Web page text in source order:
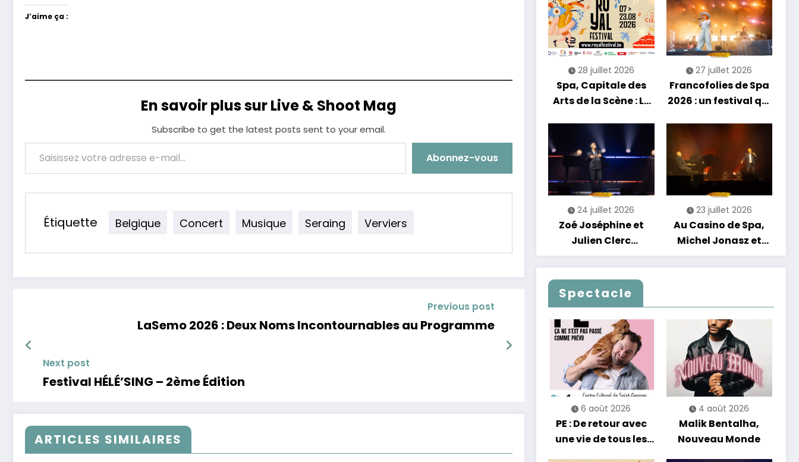
J’aime ça :
En savoir plus sur Live & Shoot Mag
Subscribe to get the latest posts sent to your email.
Saisissez votre adresse e-mail…
Abonnez-vous
Étiquette Belgique Concert Musique Seraing Verviers
Previous post
LaSemo 2026 : Deux Noms Incontournables au Programme
Next post
Festival HÉLÉ’SING – 2ème Édition
ARTICLES SIMILAIRES
découvertes et
énergie reggae
28 juillet 2026
Spa, Capitale des
Arts de la Scène : Le
27 juillet 2026
Francofolies de Spa
2026 : un festival qui
nouveautés et
grands moments de
scène
24 juillet 2026
Zoé Joséphine et
Julien Clerc
clôturent en beauté
Les Nuits
Francofolies au
23 juillet 2026
Au Casino de Spa,
Michel Jonasz et
Alain Chamfort
célèbrent le temps
nostalgie
Spectacle
6 août 2026
PE : De retour avec
une vie de tous les
4 août 2026
Malik Bentalha,
Nouveau Monde